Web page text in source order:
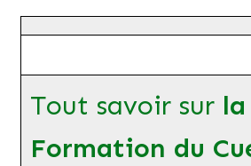
Tout savoir sur la
Formation du